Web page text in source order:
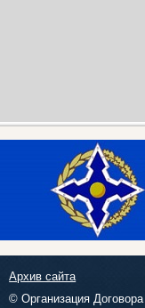
Архив сайта
© Организация Договора